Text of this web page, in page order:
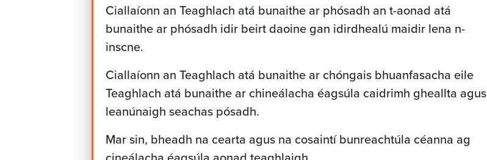
Ciallaíonn an Teaghlach atá bunaithe ar phósadh an t-aonad atá
bunaithe ar phósadh idir beirt daoine gan idirdhealú maidir lena n-
inscne.
Ciallaíonn an Teaghlach atá bunaithe ar chóngais bhuanfasacha eile
Teaghlach atá bunaithe ar chineálacha éagsúla caidrimh gheallta agus
leanúnaigh seachas pósadh.
Mar sin, bheadh na cearta agus na cosaintí bunreachtúla céanna ag